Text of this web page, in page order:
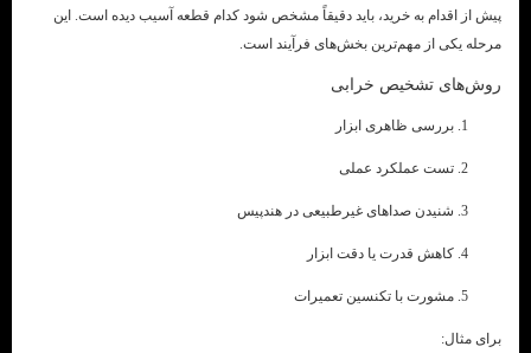
پیش از اقدام به خرید، باید دقیقاً مشخص شود کدام قطعه آسیب دیده است. این
مرحله یکی از مهم‌ترین بخش‌های فرآیند است.
روش‌های تشخیص خرابی
بررسی ظاهری ابزار
تست عملکرد عملی
شنیدن صداهای غیرطبیعی در هندپیس
کاهش قدرت یا دقت ابزار
مشورت با تکنسین تعمیرات
برای مثال: